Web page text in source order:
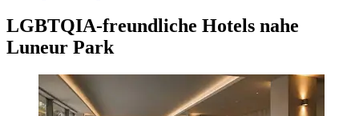
LGBTQIA-freundliche Hotels nahe
Luneur Park